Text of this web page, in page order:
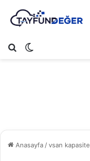
Arama yap ...
Anasayfa/vsan kapasite